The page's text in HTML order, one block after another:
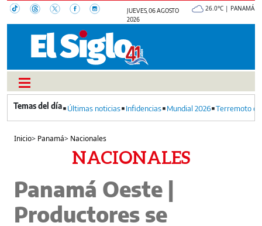
JUEVES, 06 AGOSTO
2026
26.0°C | PANAMÁ
Últimas noticias Infidencias Mundial 2026 Terremoto
Inicio> Panamá> Nacionales
NACIONALES
Panamá Oeste |
Productores se